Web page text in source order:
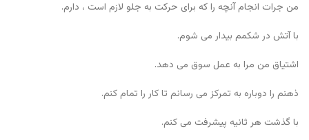
من جرات انجام آنچه را که برای حرکت به جلو لازم است ، دارم.
با آتش در شکمم بیدار می شوم.
اشتیاق من مرا به عمل سوق می دهد.
ذهنم را دوباره به تمرکز می رسانم تا کار را تمام کنم.
با گذشت هر ثانیه پیشرفت می کنم.